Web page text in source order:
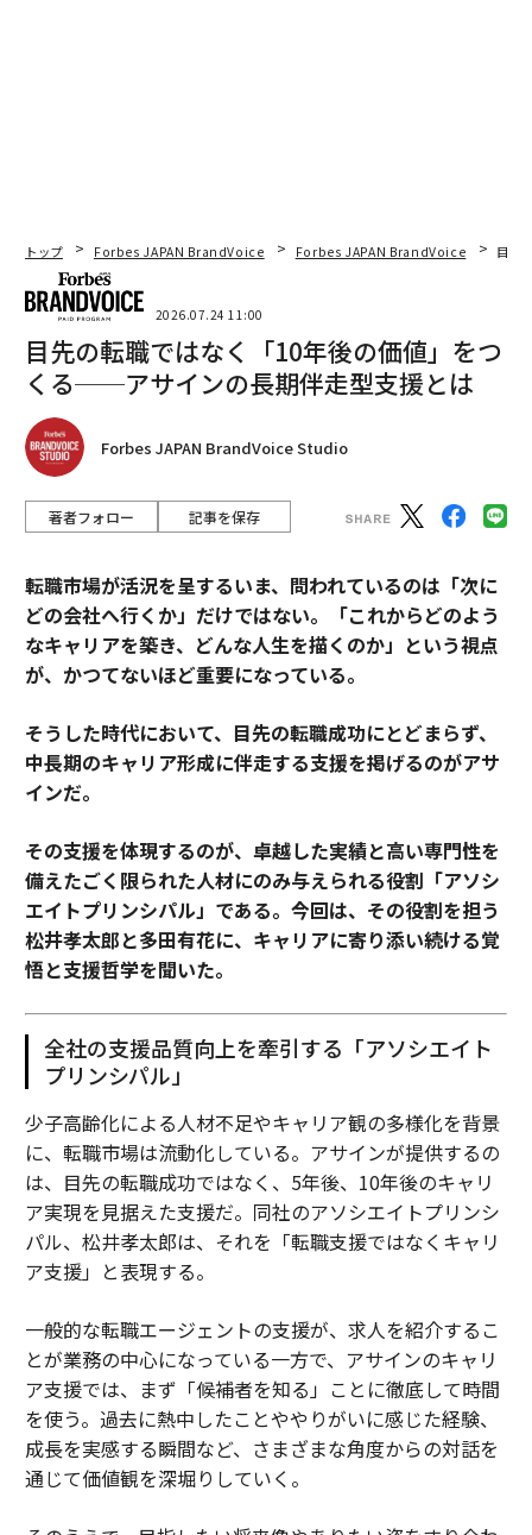
トップ Forbes JAPAN BrandVoice Forbes JAPAN BrandVoice 目先
2026.07.24 11:00
目先の転職ではなく「10年後の価値」をつ
くる──アサインの長期伴走型支援とは
Forbes JAPAN BrandVoice Studio
著者フォロー 記事を保存
転職市場が活況を呈するいま、問われているのは「次に
どの会社へ行くか」だけではない。「これからどのよう
なキャリアを築き、どんな人生を描くのか」という視点
が、かつてないほど重要になっている。
そうした時代において、目先の転職成功にとどまらず、
中長期のキャリア形成に伴走する支援を掲げるのがアサ
インだ。
その支援を体現するのが、卓越した実績と高い専門性を
備えたごく限られた人材にのみ与えられる役割「アソシ
エイトプリンシパル」である。今回は、その役割を担う
松井孝太郎と多田有花に、キャリアに寄り添い続ける覚
悟と支援哲学を聞いた。
全社の支援品質向上を牽引する「アソシエイト
プリンシパル」
少子高齢化による人材不足やキャリア観の多様化を背景
に、転職市場は流動化している。アサインが提供するの
は、目先の転職成功ではなく、5年後、10年後のキャリ
ア実現を見据えた支援だ。同社のアソシエイトプリンシ
パル、松井孝太郎は、それを「転職支援ではなくキャリ
ア支援」と表現する。
一般的な転職エージェントの支援が、求人を紹介するこ
とが業務の中心になっている一方で、アサインのキャリ
ア支援では、まず「候補者を知る」ことに徹底して時間
を使う。過去に熱中したことややりがいに感じた経験、
成長を実感する瞬間など、さまざまな角度からの対話を
通じて価値観を深堀りしていく。